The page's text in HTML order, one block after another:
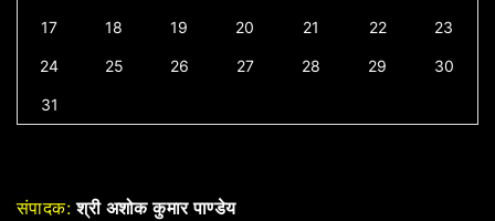
17 18 19 20 21 22 23
24 25 26 27 28 29 30
31
संपादक: श्री अशोक कुमार पाण्डेय